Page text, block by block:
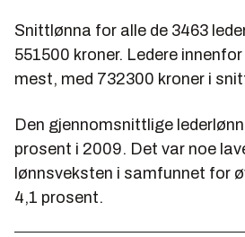
Snittlønna for alle de 3463
551500 kroner. Ledere
mest, med 732300 kroner i
Den gjennomsnittlige
prosent i 2009. Det var noe
lønnsveksten i samfunnet for
4,1 prosent.